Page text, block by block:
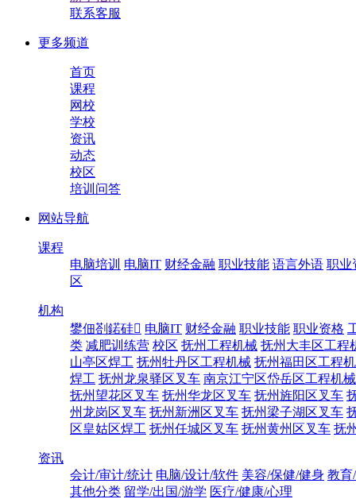
联系客服
更多频道
首页
课程
网校
学校
资讯
动态
校区
培训问答
网站导航
课程
电脑培训 电脑IT 财经金融 职业技能 语言外语 职业
区
机构
鐢佃剳鍩硅 电脑IT 财经金融 职业技能 职业资格
类 减肥训练营 校区 抚州工程机械 抚州大丰区工程
山亭区焊工 抚州牡丹区工程机械 抚州福田区工程
焊工 抚州龙泉驿区叉车 南京江宁区岱岳区工程机械
抚州望花区叉车 抚州华龙区叉车 抚州旌阳区叉车
州龙岗区叉车 抚州新洲区叉车 抚州梁子湖区叉车
区皇姑区焊工 抚州任城区叉车 抚州黄州区叉车 抚
资讯
会计/审计/统计 电脑/设计/软件 美容/保健/健身 教育
其他分类 留学/出国/游学 医疗/健康/心理